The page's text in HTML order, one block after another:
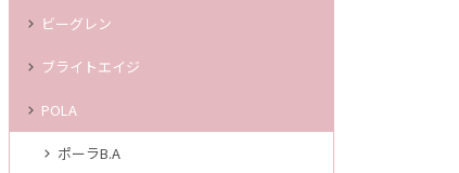
ビーグレン
ブライトエイジ
POLA
ポーラB.A